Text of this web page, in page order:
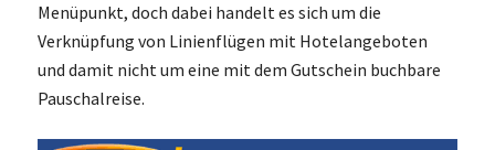
Menüpunkt, doch dabei handelt es sich um die
Verknüpfung von Linienflügen mit Hotelangeboten
und damit nicht um eine mit dem Gutschein buchbare
Pauschalreise.